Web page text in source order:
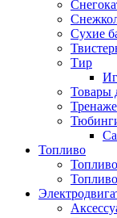
Сухие
Тир
Товары
Топливо